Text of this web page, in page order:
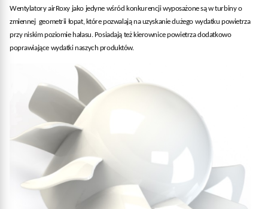
Wentylatory airRoxy jako jedyne wśród konkurencji wyposażone są w turbiny o
zmiennej geometrii łopat, które pozwalają na uzyskanie dużego wydatku powietrza
przy niskim poziomie hałasu. Posiadają też kierownice powietrza dodatkowo
poprawiające wydatki naszych produktów.